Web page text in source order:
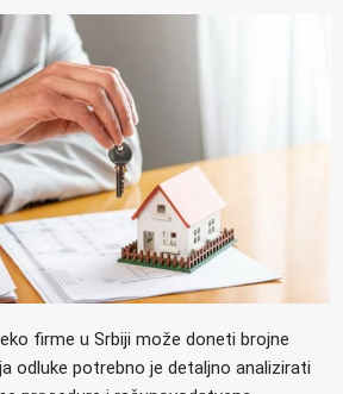
firme u Srbiji može doneti brojne
odluke potrebno je detaljno analizirati